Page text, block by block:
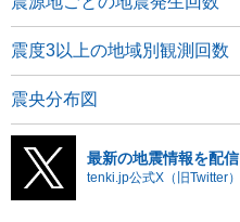
震度3以上の地域別観測回数
震央分布図
最新の地震情報を配信
tenki.jp公式X（旧Twitter